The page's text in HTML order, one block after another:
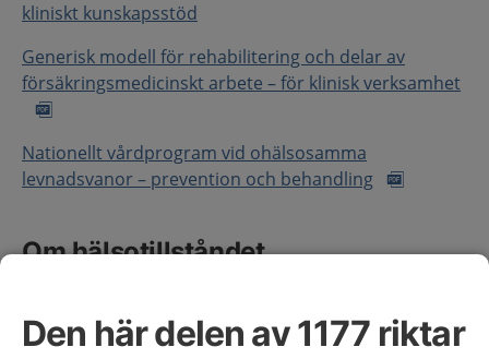
Den här delen av 1177 riktar
kliniskt kunskapsstöd
Generisk modell för rehabilitering och delar av
försäkringsmedicinskt arbete – för klinisk verksamhet
Nationellt vårdprogram vid ohälsosamma
levnadsvanor – prevention och behandling
Om hälsotillståndet
Definition